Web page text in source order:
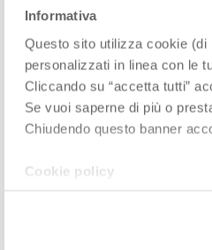
Informativa
Questo sito utilizza cookie
personalizzati in linea con le
Cliccando su “accetta tutti”
Se vuoi saperne di più o
Chiudendo questo banner
Cookie policy